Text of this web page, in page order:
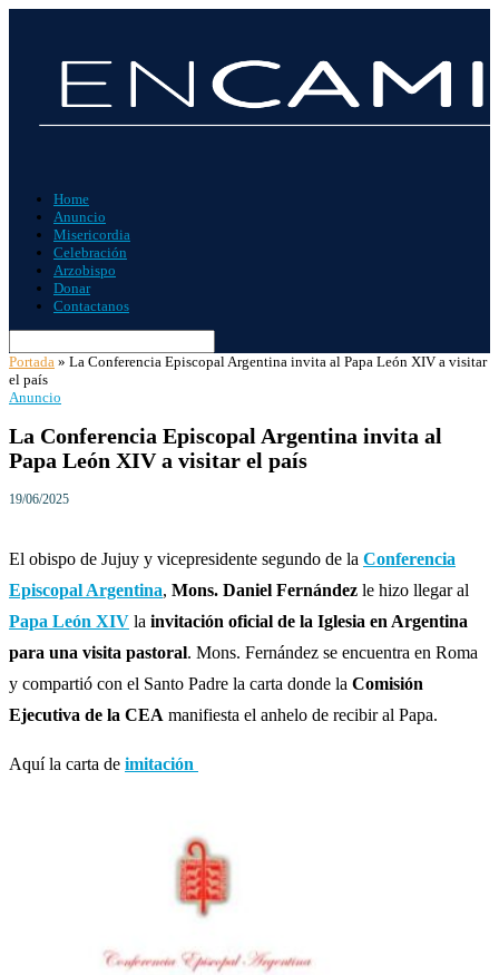
Home
Anuncio
Misericordia
Celebración
Arzobispo
Donar
Contactanos
Portada » La Conferencia Episcopal Argentina invita al Papa León XIV a visitar
el país
Anuncio
La Conferencia Episcopal Argentina invita al
Papa León XIV a visitar el país
19/06/2025
El obispo de Jujuy y vicepresidente segundo de la Conferencia
Episcopal Argentina, Mons. Daniel Fernández le hizo llegar al
Papa León XIV la invitación oficial de la Iglesia en Argentina
para una visita pastoral. Mons. Fernández se encuentra en Roma
y compartió con el Santo Padre la carta donde la Comisión
Ejecutiva de la CEA manifiesta el anhelo de recibir al Papa.
Aquí la carta de imitación